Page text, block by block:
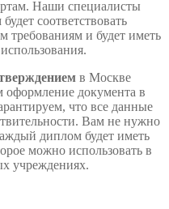
Наши специалисты
соответствовать
требованиям и будет иметь
в Москве
оформление документа в
что все данные
Вам не нужно
диплом будет иметь
можно использовать в
учреждениях.